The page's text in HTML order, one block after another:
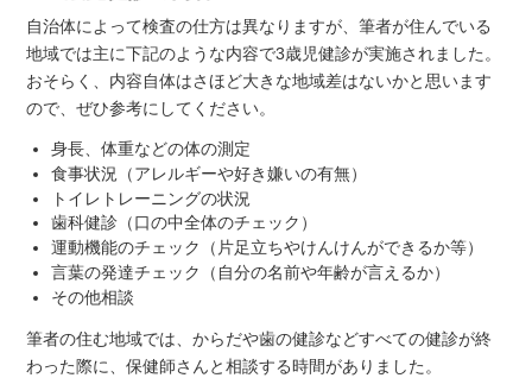
自治体によって検査の仕方は異なりますが、筆者が住んでいる
地域では主に下記のような内容で3歳児健診が実施されました。
おそらく、内容自体はさほど大きな地域差はないかと思います
ので、ぜひ参考にしてください。
身長、体重などの体の測定
食事状況（アレルギーや好き嫌いの有無）
トイレトレーニングの状況
歯科健診（口の中全体のチェック）
運動機能のチェック（片足立ちやけんけんができるか等）
言葉の発達チェック（自分の名前や年齢が言えるか）
その他相談
筆者の住む地域では、からだや歯の健診などすべての健診が終
わった際に、保健師さんと相談する時間がありました。